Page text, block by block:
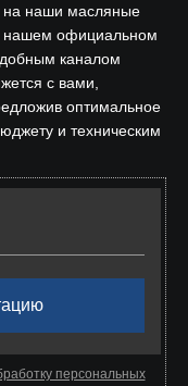
на наши масляные
нашем официальном
каналом
с вами,
оптимальное
и техническим
персональных